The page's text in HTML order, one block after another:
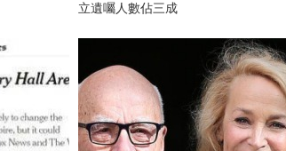
立遺囑人數佔三成